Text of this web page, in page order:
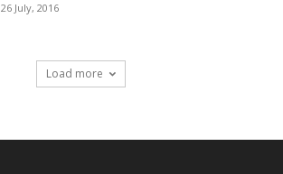
26 July, 2016
Load more